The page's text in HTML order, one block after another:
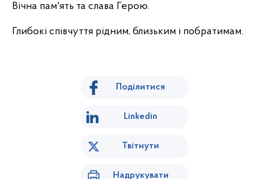
Вічна пам'ять та слава Герою.
Глибокі співчуття рідним, близьким і побратимам.
Поділитися
Linkedin
Твітнути
Надрукувати